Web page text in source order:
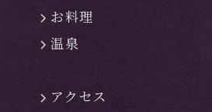
お料理
温泉
アクセス